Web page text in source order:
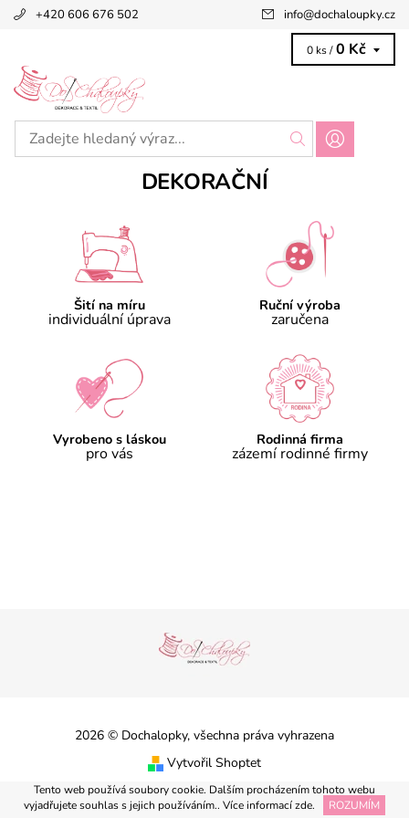
+420 606 676 502 info@dochaloupky.cz
0 ks / 0 Kč
DEKORAČNÍ
Šití na míru
individuální úprava
Ruční výroba
zaručena
Vyrobeno s láskou
pro vás
Rodinná firma
zázemí rodinné firmy
2026 © Dochalopky, všechna práva vyhrazena
Vytvořil Shoptet
Tento web používá soubory cookie. Dalším procházením tohoto webu
vyjadřujete souhlas s jejich používáním.. Více informacízde. ROZUMÍM